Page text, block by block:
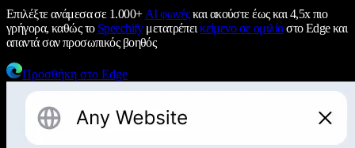
Επιλέξτε ανάμεσα σε 1.000+ AI φωνέςκαι ακούστε έως και 4,5x πιο
γρήγορα, καθώς το Speechifyμετατρέπεικείμενο σε ομιλίαστο Edge και
απαντά σαν προσωπικός βοηθός
Προσθήκη στο Edge